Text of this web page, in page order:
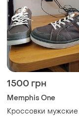
1500 грн
Memphis One
Кроссовки мужские